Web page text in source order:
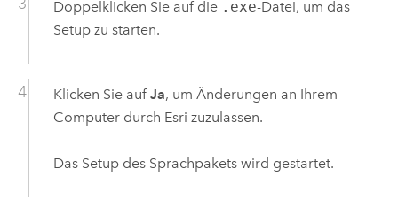
Doppelklicken Sie auf die .exe-Datei, um das
Setup zu starten.
Klicken Sie auf Ja, um Änderungen an Ihrem
Computer durch Esri zuzulassen.
Das Setup des Sprachpakets wird gestartet.